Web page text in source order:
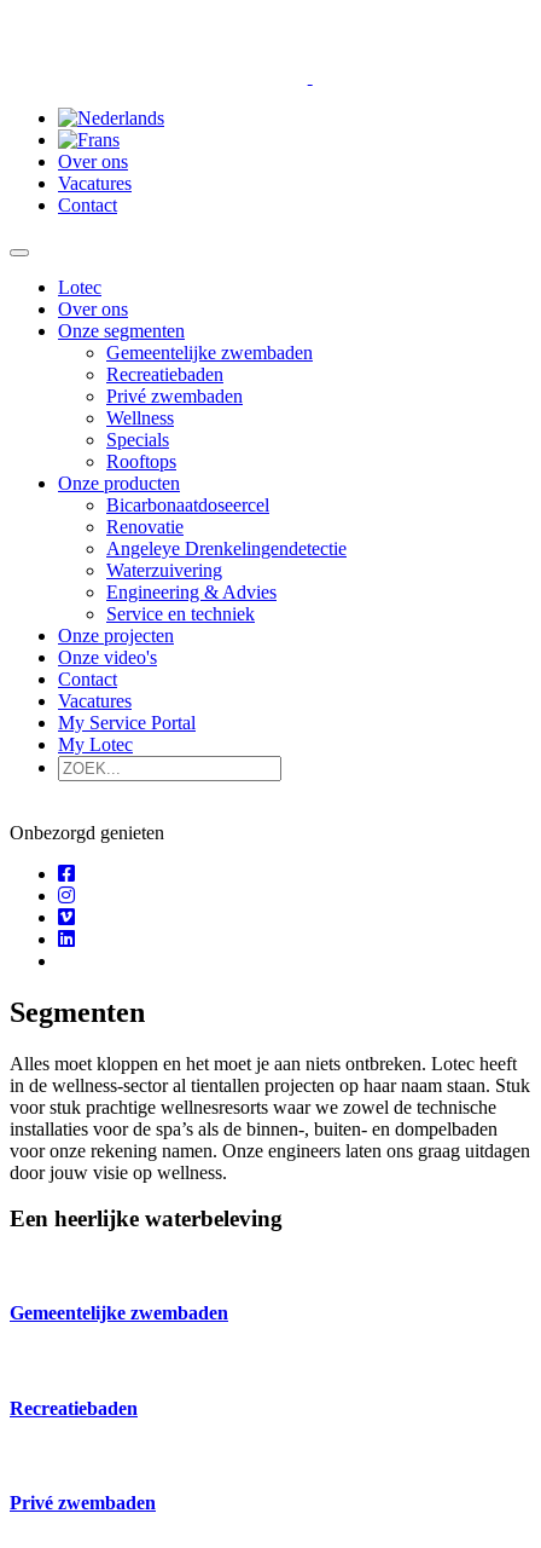
Over ons
Vacatures
Contact
Toggle
navigation
Lotec
Over ons
Onze segmenten
Gemeentelijke zwembaden
Recreatiebaden
Privé zwembaden
Wellness
Specials
Rooftops
Onze producten
Bicarbonaatdoseercel
Renovatie
Angeleye Drenkelingendetectie
Waterzuivering
Engineering & Advies
Service en techniek
Onze projecten
Onze video's
Contact
Vacatures
My Service Portal
My Lotec
Onbezorgd genieten
Segmenten
Alles moet kloppen en het moet je aan niets ontbreken. Lotec heeft
in de wellness-sector al tientallen projecten op haar naam staan. Stuk
voor stuk prachtige wellnesresorts waar we zowel de technische
installaties voor de spa’s als de binnen-, buiten- en dompelbaden
voor onze rekening namen. Onze engineers laten ons graag uitdagen
door jouw visie op wellness.
Een heerlijke waterbeleving
Gemeentelijke zwembaden
Recreatiebaden
Privé zwembaden